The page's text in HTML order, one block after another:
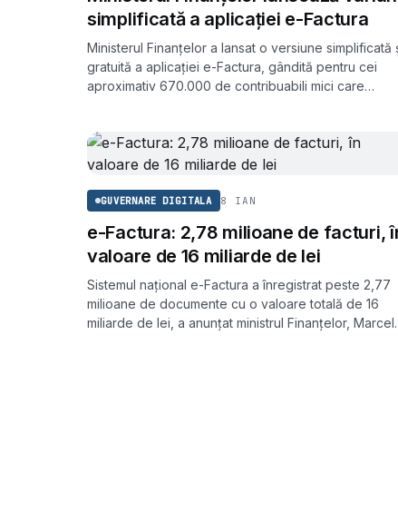
simplificată a aplicației e-Factura
Ministerul Finanțelor a lansat o versiune simplificată
gratuită a aplicației e-Factura, gândită pentru cei
aproximativ 670.000 de contribuabili mici care
GUVERNARE DIGITALA 8 IAN
e-Factura: 2,78 milioane de facturi,
valoare de 16 miliarde de lei
Sistemul național e-Factura a înregistrat peste 2,77
milioane de documente cu o valoare totală de 16
miliarde de lei, a anunțat ministrul Finanțelor, Marcel